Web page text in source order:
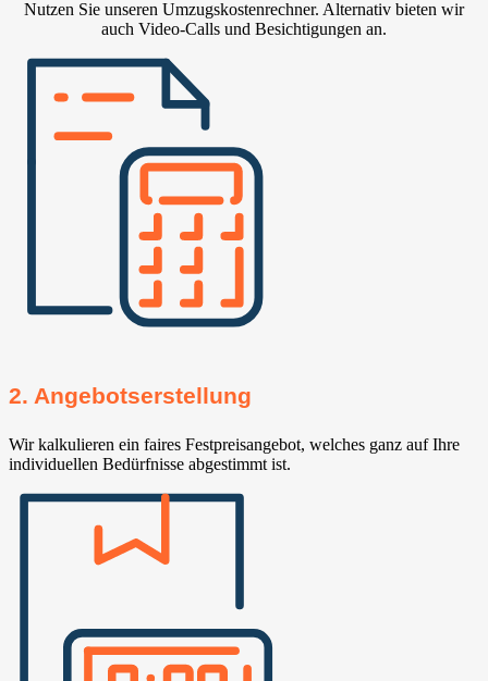
Nutzen Sie unseren Umzugskostenrechner. Alternativ bieten wir
auch Video-Calls und Besichtigungen an.
2. Angebotserstellung
Wir kalkulieren ein faires Festpreisangebot, welches ganz auf Ihre
individuellen Bedürfnisse abgestimmt ist.